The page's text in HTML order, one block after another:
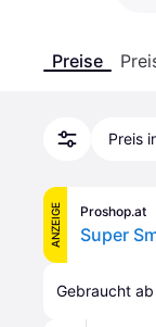
Preise
Preis
ANZEIGE Proshop.at
Super
Gebraucht ab